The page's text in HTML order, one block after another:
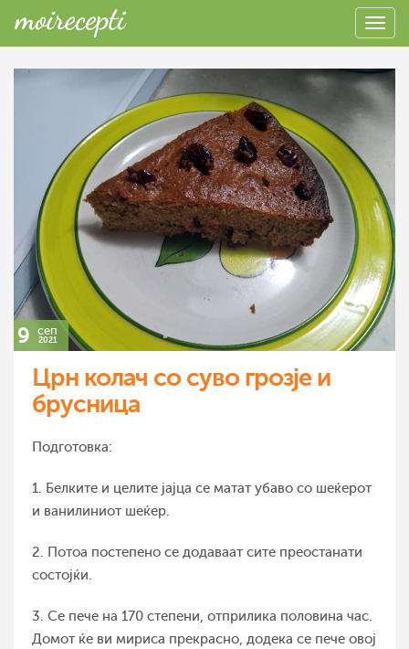
9 сеп
2021
Црн колач со суво грозје и
брусница
Подготовка:
1. Белките и целите јајца се матат убаво со шеќерот
и ванилиниот шеќер.
2. Потоа постепено се додаваат сите преостанати
состојќи.
3. Се пече на 170 степени, отприлика половина час.
Домот ќе ви мириса прекрасно, додека се пече овој